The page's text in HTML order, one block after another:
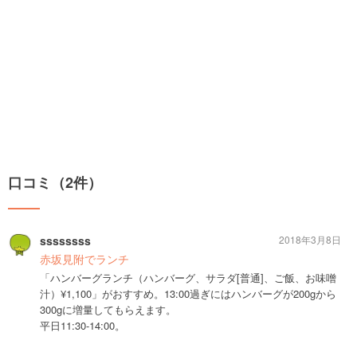
口コミ（2件）
ssssssss
赤坂見附でランチ
「ハンバーグランチ（ハンバーグ、サラダ[普通]、ご飯、お味噌
汁）¥1,100」がおすすめ。13:00過ぎにはハンバーグが200gから
300gに増量してもらえます。
平日11:30-14:00。
2018年3月8日